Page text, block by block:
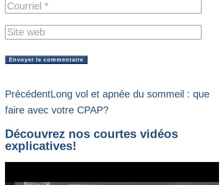
PrécédentLong vol et apnée du sommeil : que
faire avec votre CPAP?
Découvrez nos courtes vidéos
explicatives!